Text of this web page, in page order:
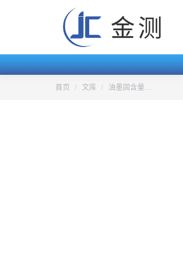
您的位置：
首页 文库 油墨固含量…